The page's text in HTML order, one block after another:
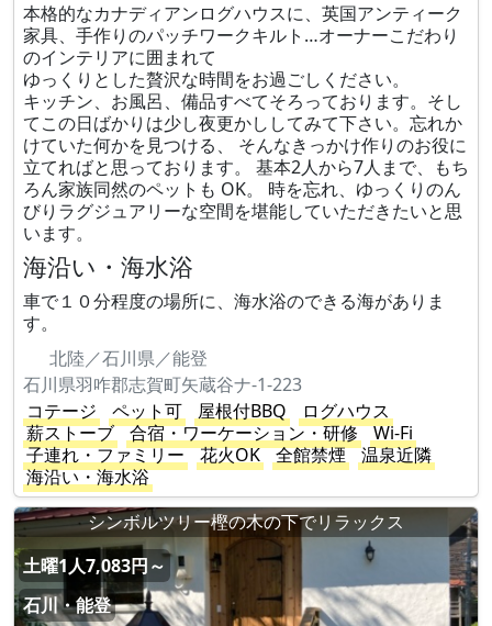
本格的なカナディアンログハウスに、英国アンティーク
家具、手作りのパッチワークキルト…オーナーこだわり
のインテリアに囲まれて
ゆっくりとした贅沢な時間をお過ごしください。
キッチン、お風呂、備品すべてそろっております。そし
てこの日ばかりは少し夜更かししてみて下さい。忘れか
けていた何かを見つける、 そんなきっかけ作りのお役に
立てればと思っております。 基本2人から7人まで、もち
ろん家族同然のペットも OK。 時を忘れ、ゆっくりのん
びりラグジュアリーな空間を堪能していただきたいと思
います。
海沿い・海水浴
車で１０分程度の場所に、海水浴のできる海がありま
す。
北陸／石川県／能登
石川県羽咋郡志賀町矢蔵谷ナ-1-223
コテージ
ペット可 屋根付BBQ
ログハウス
薪ストーブ
合宿・ワーケーション・研修
Wi-Fi
子連れ・ファミリー
花火OK 全館禁煙
温泉近隣
海沿い・海水浴
シンボルツリー樫の木の下でリラックス
土曜1人7,083円～
石川・能登